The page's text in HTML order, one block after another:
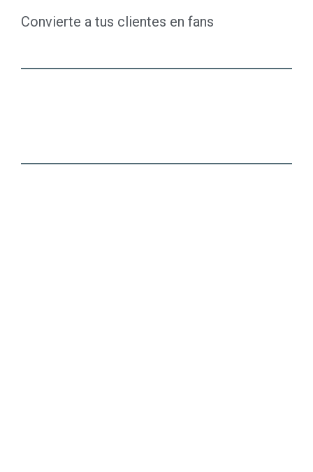
Convierte a tus clientes en fans